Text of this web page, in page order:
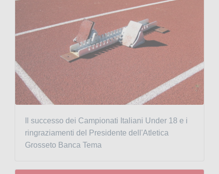
Il successo dei Campionati Italiani Under 18 e i
ringraziamenti del Presidente dell'Atletica
Grosseto Banca Tema